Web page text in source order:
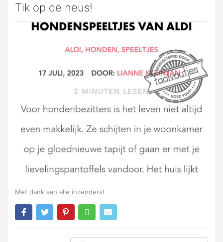
Tik op de neus!
Met dank aan alle inzenders!